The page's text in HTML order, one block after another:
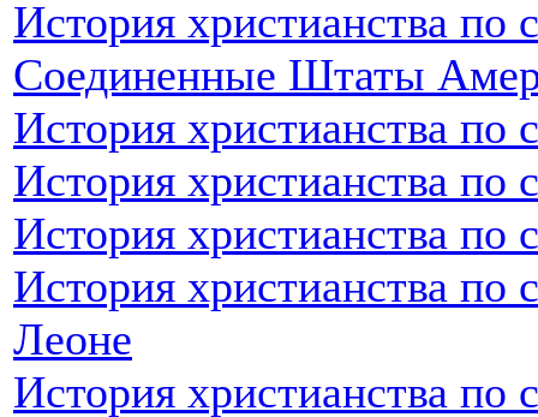
История христианства по
Соединенные Штаты
История христианства
История христианства по
История христианства
История христианства по
Леоне
История христианства по